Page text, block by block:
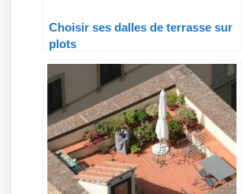
Choisir ses dalles de terrasse sur
plots